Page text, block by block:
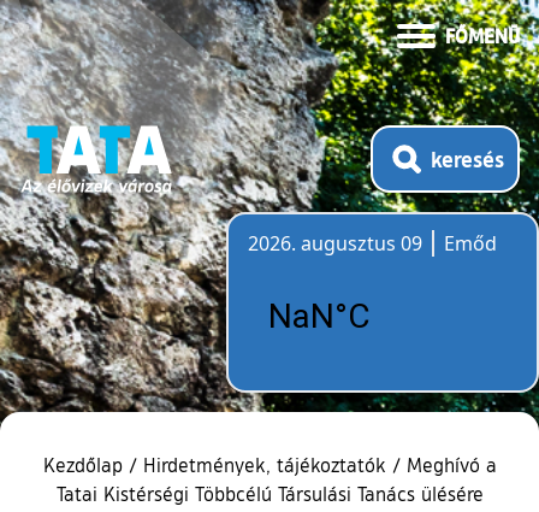
FŐMENÜ
keresés
2026. augusztus 09
Emőd
Kezdőlap / Hirdetmények, tájékoztatók / Meghívó a
Tatai Kistérségi Többcélú Társulási Tanács ülésére